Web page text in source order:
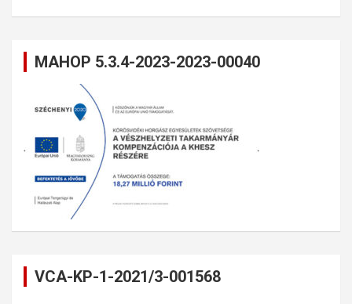
MAHOP 5.3.4-2023-2023-00040
VCA-KP-1-2021/3-001568